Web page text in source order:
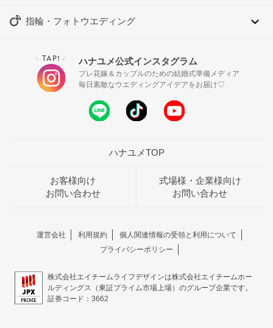
指輪・フォトウエディング
＼ TAP! ／ ハナユメ公式インスタグラム
プレ花嫁＆カップルのための結婚式準備メディア
毎日素敵なウエディングアイデアをお届け♡
ハナユメTOP
お客様向け
お問い合わせ
式場様・企業様向け
お問い合わせ
運営会社 利用規約
個人関連情報の受領と利用について
プライバシーポリシー
株式会社エイチームライフデザインは株式会社エイチームホー
ルディングス（東証プライム市場上場）のグループ企業です。
証券コード：3662